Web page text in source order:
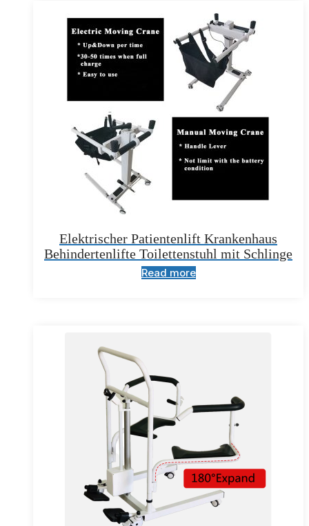
Elektrischer Patientenlift Krankenhaus
Behindertenlifte Toilettenstuhl mit Schlinge
Read more